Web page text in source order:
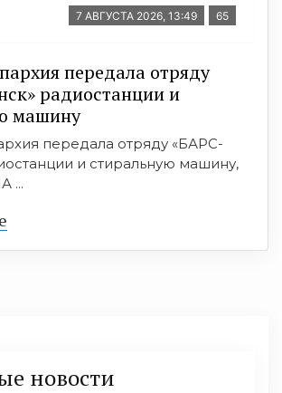
7 АВГУСТА 2026, 13:49 65
передала отряду
радиостанции и
машину
передала отряду «БАРС-
и стиральную машину,
...
новости